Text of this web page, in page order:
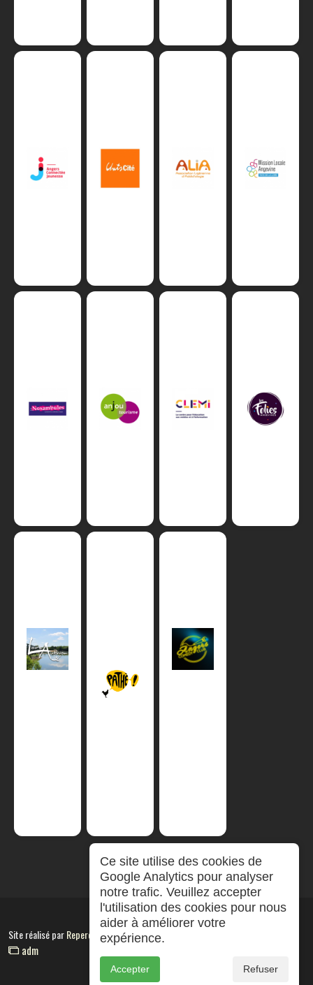
Site réalisé parRepereCom
adm
Ce site utilise des cookies de
Google Analytics pour analyser
notre trafic. Veuillez accepter
l'utilisation des cookies pour nous
aider à améliorer votre
expérience.
Accepter Refuser